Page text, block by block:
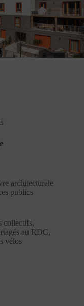
architecturale
publics
collectifs,
au RDC,
vélos